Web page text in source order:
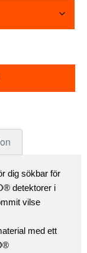
dig sökbar för
detektorer i
vilse
med ett